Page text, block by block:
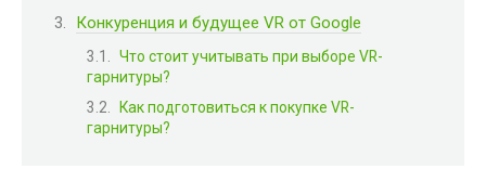
Конкуренция и будущее VR от Google
Что стоит учитывать при выборе VR-
гарнитуры?
Как подготовиться к покупке VR-
гарнитуры?